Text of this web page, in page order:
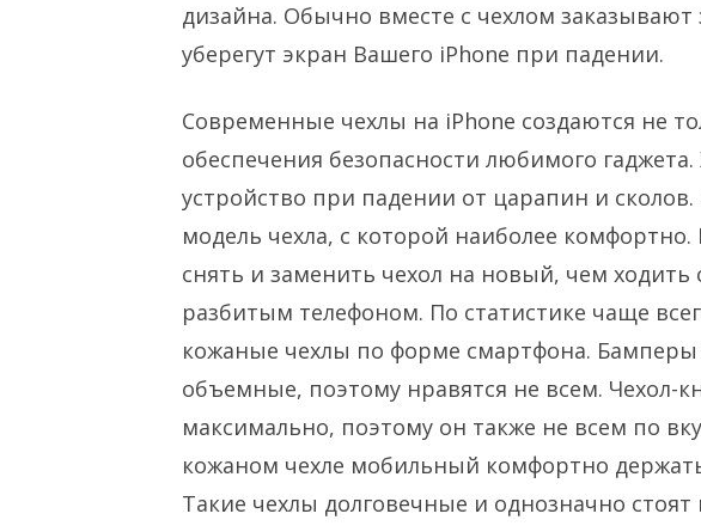
дизайна. Обычно вместе с чехлом
уберегут экран Вашего iPhone при падении.
Современные чехлы на iPhone создаются не
обеспечения безопасности любимого
устройство при падении от царапин и
модель чехла, с которой наиболее
снять и заменить чехол на новый, чем
разбитым телефоном. По статистике чаще
кожаные чехлы по форме смартфона.
объемные, поэтому нравятся не всем. Чехол-
максимально, поэтому он также не всем по
кожаном чехле мобильный комфортно
Такие чехлы долговечные и однозначно